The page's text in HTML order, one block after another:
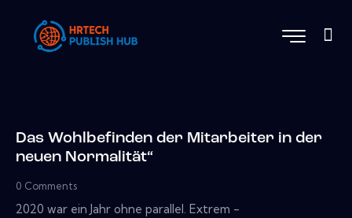
Das Wohlbefinden der Mitarbeiter in der
neuen Normalität“
0 Comments
2020 war ein Jahr ohne parallel. Extrem -